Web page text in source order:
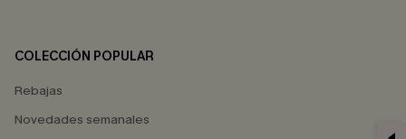
COLECCIÓN POPULAR
Rebajas
Novedades semanales